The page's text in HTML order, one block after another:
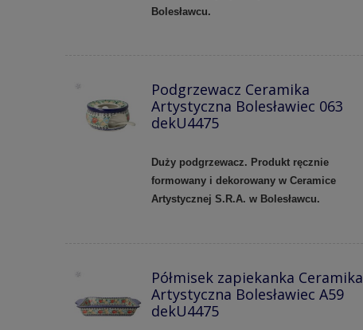
Bolesławcu.
Podgrzewacz Ceramika
Artystyczna Bolesławiec 063
dekU4475
Duży podgrzewacz. Produkt ręcznie
formowany i dekorowany w Ceramice
Artystycznej S.R.A. w Bolesławcu.
Półmisek zapiekanka Ceramika
Artystyczna Bolesławiec A59
dekU4475